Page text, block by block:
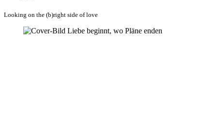
Looking on the (b)right side of love